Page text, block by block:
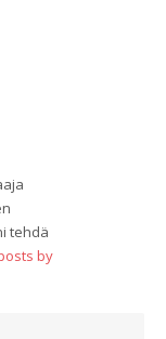
tehdä
by